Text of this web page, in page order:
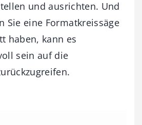
und ausrichten. Und
Sie eine Formatkreissäge
haben, kann es
sein auf die